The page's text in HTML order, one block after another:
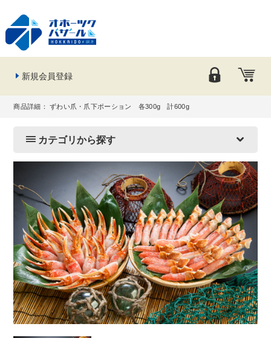
新規会員登録
商品詳細： ずわい爪・爪下ポーション 各300g 計600g
カテゴリから探す